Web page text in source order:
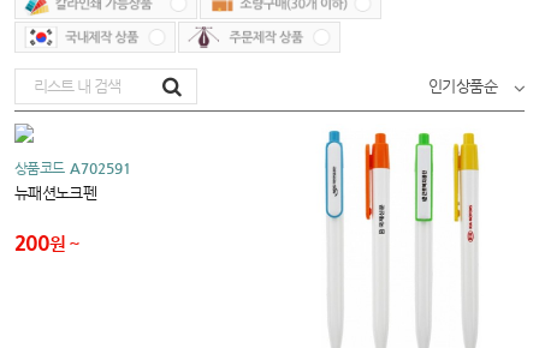
인기상품순
상품코드 A702591
뉴패션노크펜
200원